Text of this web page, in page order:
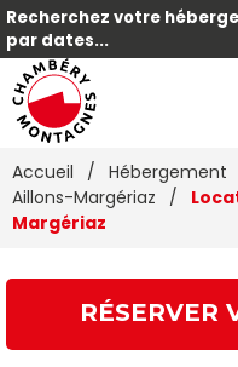
Recherchez votre
par dates...
Accueil / Hébergement
Aillons-Margériaz
/
Margériaz
RÉSERVER